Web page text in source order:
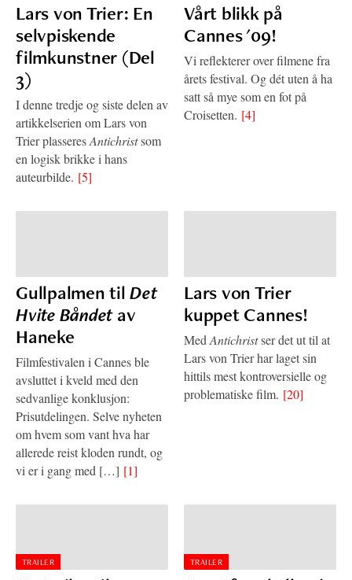
Lars von Trier: En
selvpiskende
filmkunstner (Del
3)
I denne tredje og siste delen av
artikkelserien om Lars von
Trier plasseresAntichristsom
en logisk brikke i hans
auteurbilde. [5]
Vårt blikk på
Cannes '09!
Vi reflekterer over filmene fra
årets festival. Og dét uten å ha
satt så mye som en fot på
Croisetten. [4]
Gullpalmen tilDet
Hvite Båndetav
Haneke
Filmfestivalen i Cannes ble
avsluttet i kveld med den
sedvanlige konklusjon:
Prisutdelingen. Selve nyheten
om hvem som vant hva har
allerede reist kloden rundt, og
vi er i gang med […] [1]
Lars von Trier
kuppet Cannes!
Med Antichristser det ut til at
Lars von Trier har laget sin
hittils mest kontroversielle og
problematiske film. [20]
TRAILER TRAILER